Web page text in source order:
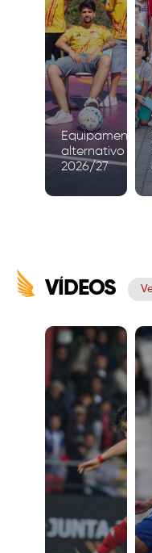
Equipamento
alternativo
2026/27
VÍDEOS